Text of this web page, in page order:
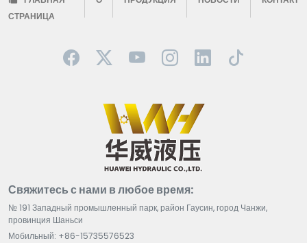
СТРАНИЦА
Свяжитесь с нами в любое время:
№ 191 Западный промышленный парк, район Гаусин, город Чанжи,
провинция Шаньси
Мобильный: +86-15735576523